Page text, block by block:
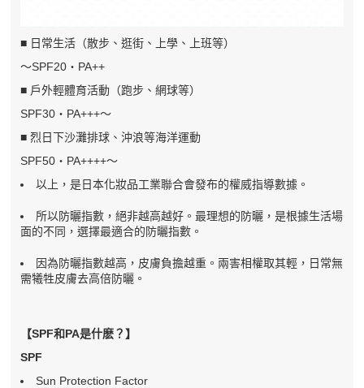
■ 日常生活（散步、逛街、上學、上班等）
～SPF20・PA++
■ 戶外輕體育活動（跑步、網球等）
SPF30・PA+++～
■ 烈日下沙灘排球、沖浪等海洋運動
SPF50・PA++++～
以上，是日本化妝品工業聯合會發布的權威指導數據。
所以防曬指數，絕非越高越好。最理想的防曬，是根據生活場
面的不同，選擇最適合的防曬指數。
因為防曬指數越高，皮膚負擔越重。兩害相權取其輕，日常無
需犧牲皮膚去高倍防曬。
【SPF和PA是什麽？】
SPF
Sun Protection Factor